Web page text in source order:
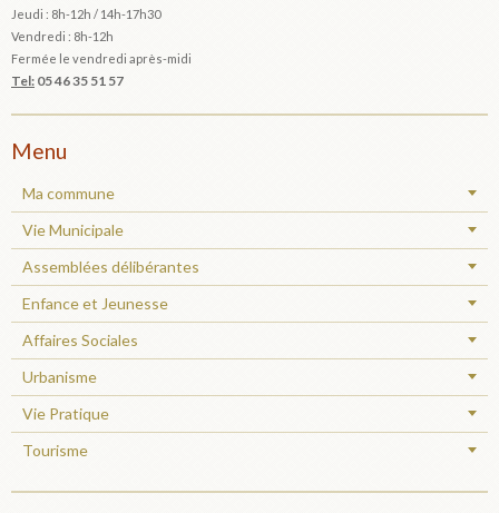
Jeudi : 8h-12h / 14h-17h30
Vendredi : 8h-12h
Fermée le vendredi après-midi
Tel: 05 46 35 51 57
Menu
Ma commune
Vie Municipale
Assemblées délibérantes
Enfance et Jeunesse
Affaires Sociales
Urbanisme
Vie Pratique
Tourisme